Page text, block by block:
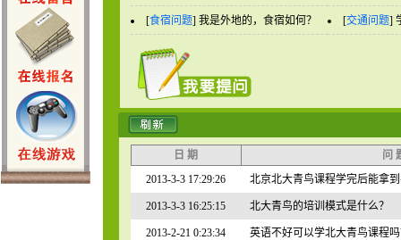
[食宿问题] 我是外地的，食宿如何？ [交通问题]
日 期
问
2013-3-3 17:29:26
北京北大青鸟课程学完后能拿
2013-3-3 16:25:15 北大青鸟的培训模式是什么？
2013-2-21 0:23:34 英语不好可以学北大青鸟课程